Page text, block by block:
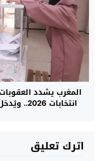
المغرب يشدد
انتخابات
اترك تعليق